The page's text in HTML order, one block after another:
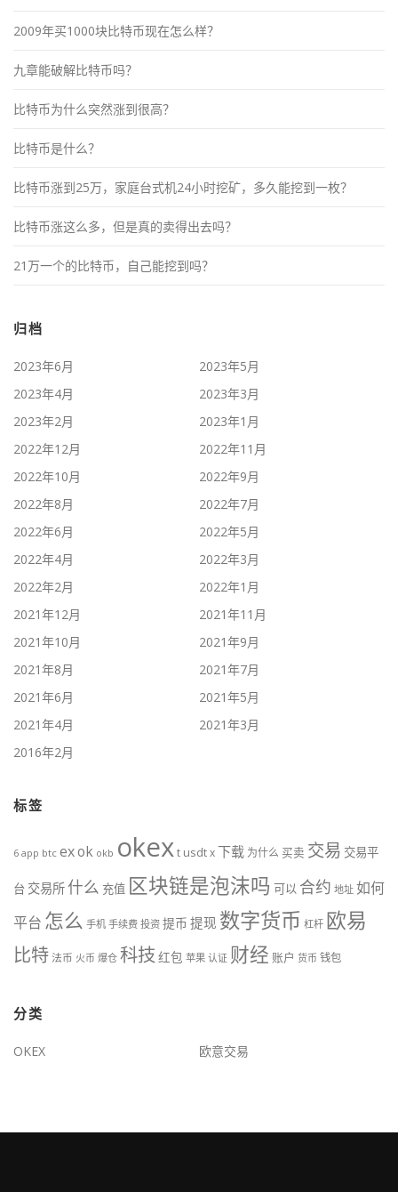
2009年买1000块比特币现在怎么样？
九章能破解比特币吗？
比特币为什么突然涨到很高？
比特币是什么？
比特币涨到25万，家庭台式机24小时挖矿，多久能挖到一枚？
比特币涨这么多，但是真的卖得出去吗？
21万一个的比特币，自己能挖到吗？
归档
2023年6月
2023年5月
2023年4月
2023年3月
2023年2月
2023年1月
2022年12月
2022年11月
2022年10月
2022年9月
2022年8月
2022年7月
2022年6月
2022年5月
2022年4月
2022年3月
2022年2月
2022年1月
2021年12月
2021年11月
2021年10月
2021年9月
2021年8月
2021年7月
2021年6月
2021年5月
2021年4月
2021年3月
2016年2月
标签
6 app btc exok okb okext usdtx下载 为什么 买卖 交易 交易平
台 交易所 什么 充值 区块链是泡沫吗 可以 合约 地址 如何
平台 怎么 手机 手续费 投资 提币 提现 数字货币 杠杆 欧易
比特法币 火币 爆仓 科技 红包 苹果 认证 财经 账户 货币 钱包
分类
OKEX 欧意交易